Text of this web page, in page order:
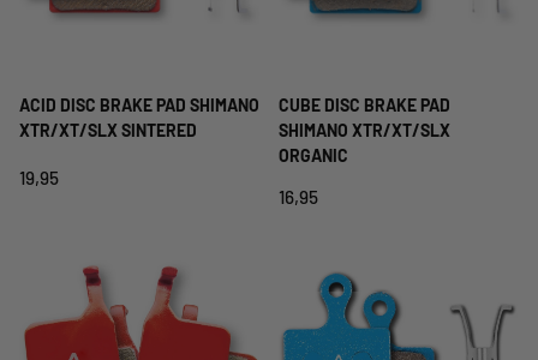
ACID DISC BRAKE PAD SHIMANO
XTR/XT/SLX SINTERED
19,95
CUBE DISC BRAKE PAD
SHIMANO XTR/XT/SLX
ORGANIC
16,95